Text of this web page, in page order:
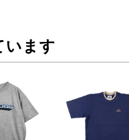
います